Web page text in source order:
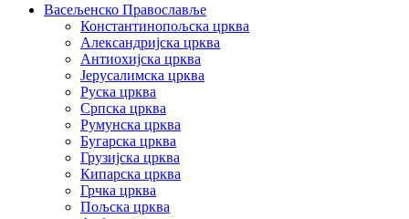
Васељенско Православље
Константинопољска црква
Александријска црква
Антиохијска црква
Јерусалимска црква
Руска црква
Српска црква
Румунска црква
Бугарска црква
Грузијска црква
Кипарска црква
Грчка црква
Пољска црква